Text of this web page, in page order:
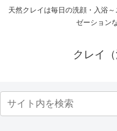
天然クレイは毎日の洗顔・入浴
ゼーション
クレイ